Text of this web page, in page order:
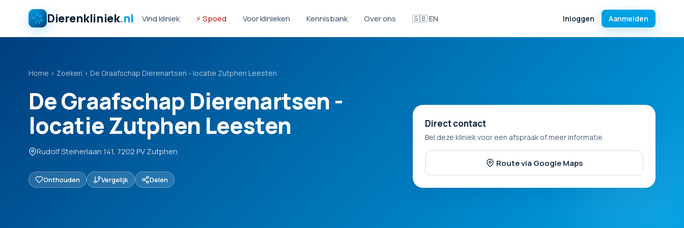
Dierenkliniek.nl Vind kliniek ⚡ Spoed Voor klinieken Kennisbank Over ons 🇬🇧 EN Inloggen Aanmelden
Home › Zoeken › De Graafschap Dierenartsen - locatie Zutphen Leesten
De Graafschap Dierenartsen -
locatie Zutphen Leesten
Rudolf Steinerlaan 141, 7202 PV Zutphen
Onthouden Vergelijk Delen
Direct contact
Bel deze kliniek voor een afspraak of meer informatie
Route via Google Maps